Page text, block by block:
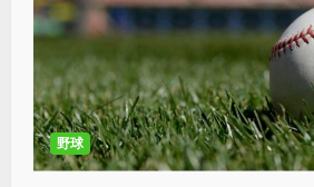
野球